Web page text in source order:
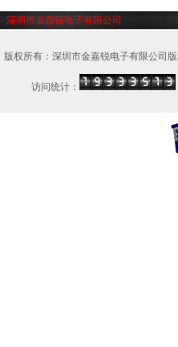
深圳市金嘉锐电子有限公司
版权所有：深圳市金嘉锐电子有限公司
访问统计：